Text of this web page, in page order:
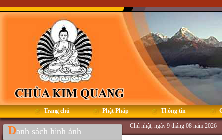
Trang chủ Phật Pháp Thông tin
Danh sách hình ảnh
Chủ nhật, ngày 9 tháng 08 năm 2026